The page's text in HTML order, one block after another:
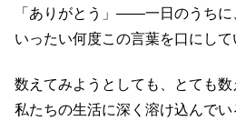
「ありがとう」——一日のうちに
いったい何度この言葉を口にして
数えてみようとしても、とても数
私たちの生活に深く溶け込んでい